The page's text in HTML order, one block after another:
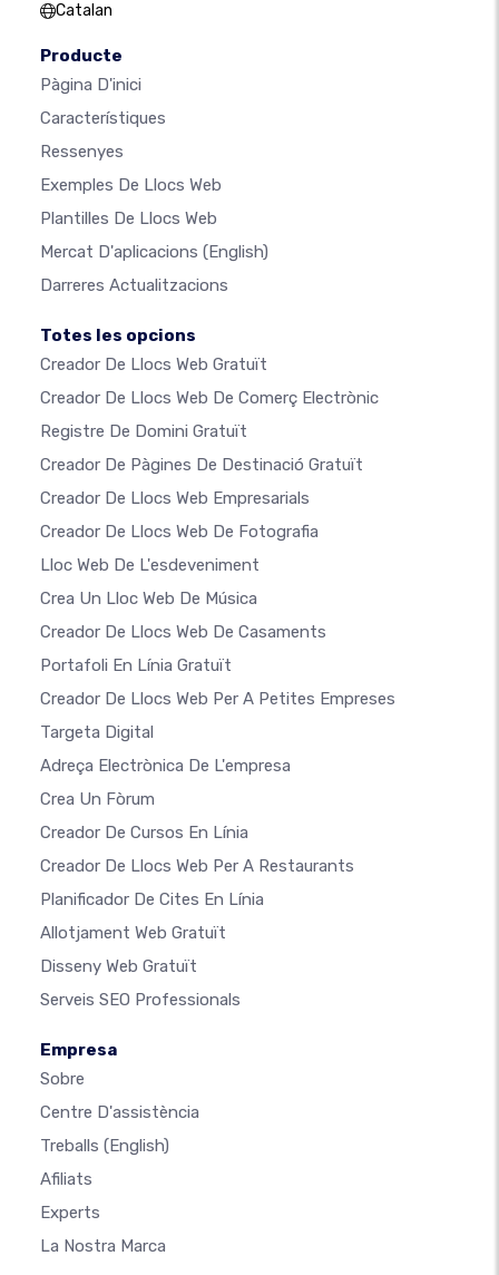
Catalan
Producte
Pàgina D'inici
Característiques
Ressenyes
Exemples De Llocs Web
Plantilles De Llocs Web
Mercat D'aplicacions (English)
Darreres Actualitzacions
Totes les opcions
Creador De Llocs Web Gratuït
Creador De Llocs Web De Comerç Electrònic
Registre De Domini Gratuït
Creador De Pàgines De Destinació Gratuït
Creador De Llocs Web Empresarials
Creador De Llocs Web De Fotografia
Lloc Web De L'esdeveniment
Crea Un Lloc Web De Música
Creador De Llocs Web De Casaments
Portafoli En Línia Gratuït
Creador De Llocs Web Per A Petites Empreses
Targeta Digital
Adreça Electrònica De L'empresa
Crea Un Fòrum
Creador De Cursos En Línia
Creador De Llocs Web Per A Restaurants
Planificador De Cites En Línia
Allotjament Web Gratuït
Disseny Web Gratuït
Serveis SEO Professionals
Empresa
Sobre
Centre D'assistència
Treballs (English)
Afiliats
Experts
La Nostra Marca